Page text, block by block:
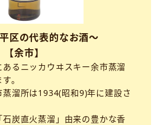
区の代表的なお酒～
【余市】
るニッカウヰスキー余市蒸溜
。
溜所は1934(昭和9)年に建設さ
炭直火蒸溜」由来の豊かな香